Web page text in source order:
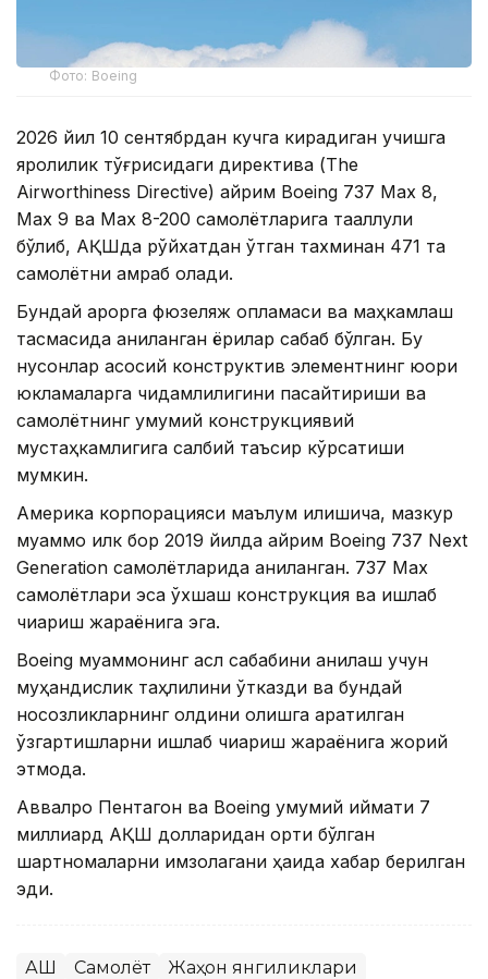
Фото: Boeing
2026 йил 10 сентябрдан кучга кирадиган учишга
яроқлилик тўғрисидаги директива (The
Airworthiness Directive) айрим Boeing 737 Max 8,
Max 9 ва Max 8-200 самолётларига тааллуқли
бўлиб, АҚШда рўйхатдан ўтган тахминан 471 та
самолётни қамраб олади.
Бундай қарорга фюзеляж қопламаси ва маҳкамлаш
тасмасида аниқланган ёриқлар сабаб бўлган. Бу
нуқсонлар асосий конструктив элементнинг юқори
юкламаларга чидамлилигини пасайтириши ва
самолётнинг умумий конструкциявий
мустаҳкамлигига салбий таъсир кўрсатиши
мумкин.
Америка корпорацияси маълум қилишича, мазкур
муаммо илк бор 2019 йилда айрим Boeing 737 Next
Generation самолётларида аниқланган. 737 Max
самолётлари эса ўхшаш конструкция ва ишлаб
чиқариш жараёнига эга.
Boeing муаммонинг асл сабабини аниқлаш учун
муҳандислик таҳлилини ўтказди ва бундай
носозликларнинг олдини олишга қаратилган
ўзгартишларни ишлаб чиқариш жараёнига жорий
этмоқда.
Аввалроқ Пентагон ва Boeing умумий қиймати 7
миллиард АҚШ долларидан ортиқ бўлган
шартномаларни имзолагани ҳақида хабар берилган
эди.
АҚШ Самолёт Жаҳон янгиликлари